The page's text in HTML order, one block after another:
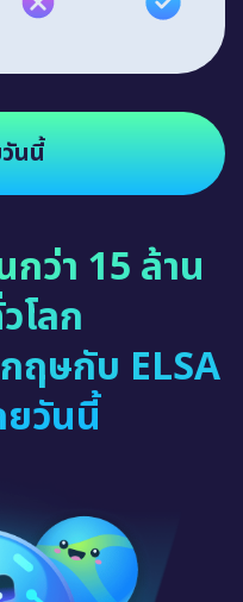
นนี้
า 15 ล้าน
โลก
ฤษกับ ELSA
ยวันนี้